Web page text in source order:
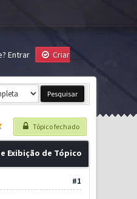
Entrar
Criar
Tópico fechado
Exibição de Tópico
#1